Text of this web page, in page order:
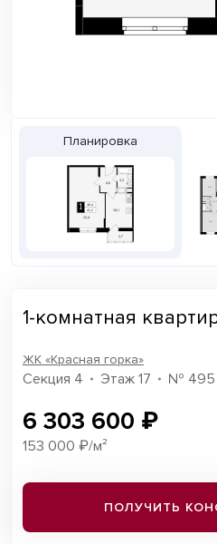
Планировка
1-комнатная
ЖК «Красная горка»
Секция 4 Этаж 17 № 495
6 303 600 ₽
153 000 ₽/м²
ПОЛУЧИТЬ